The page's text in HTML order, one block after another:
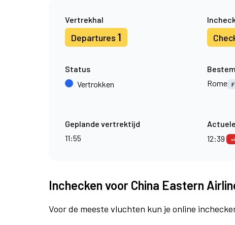
Vertrekhal
Departures 1
Status
Vertrokken
Rome
Geplande vertrektijd
11:55
12:39
Inchecken voor China Eastern
Voor de meeste vluchten kun je online